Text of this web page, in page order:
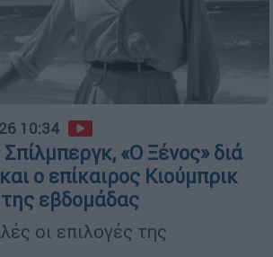
10:34
«Ο Ξένος» διά
ο επίκαιρος Κιούμπρικ
της εβδομάδας
οι επιλογές της